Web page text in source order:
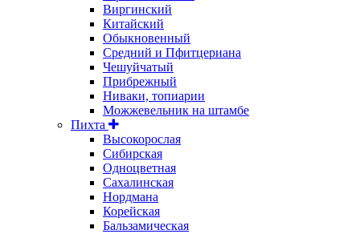
Виргинский
Китайский
Обыкновенный
Средний и Пфитцериана
Чешуйчатый
Прибрежный
Ниваки, топиарии
Можжевельник на штамбе
Пихта
Высокорослая
Сибирская
Одноцветная
Сахалинская
Нордмана
Корейская
Бальзамическая